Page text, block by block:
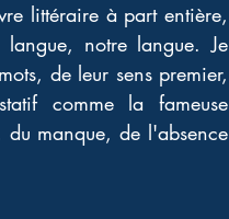
littéraire à part entière,
notre langue. Je
de leur sens premier,
comme la fameuse
manque, de l'absence